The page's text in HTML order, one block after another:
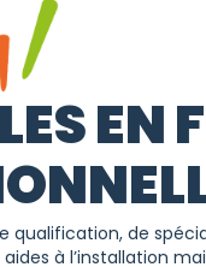
EN
qualification, de
à l’installation